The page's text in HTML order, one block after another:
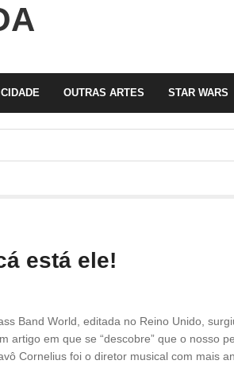
com Olga Roriz
OUTRAS ARTES STAR WARS
está ele!
Band World, editada no Reino Unido,
artigo em que se “descobre” que o nosso
Cornelius foi o diretor musical com mais